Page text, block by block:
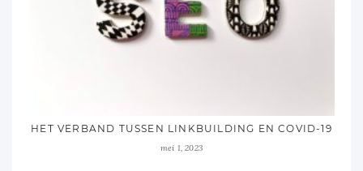
HET VERBAND TUSSEN LINKBUILDING EN COVID-19
mei 1, 2023